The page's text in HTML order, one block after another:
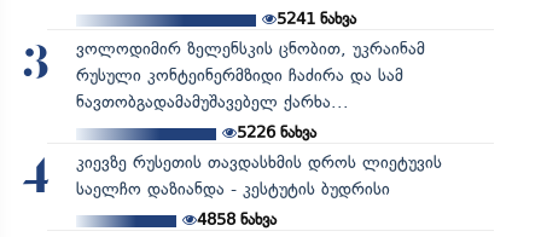
5241ნახვა
3
ვოლოდიმირ ზელენსკის ცნობით, უკრაინამ
რუსული კონტეინერმზიდი ჩაძირა და სამ
ნავთობგადამამუშავებელ ქარხა...
5226ნახვა
4
კიევზე რუსეთის თავდასხმის დროს ლიეტუვის
საელჩო დაზიანდა - კესტუტის ბუდრისი
4858ნახვა